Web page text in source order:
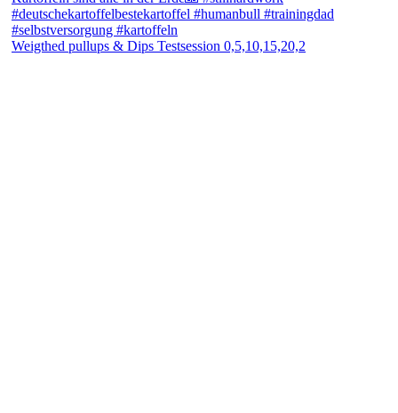
Weigthed pullups & Dips Testsession 0,5,10,15,20,2